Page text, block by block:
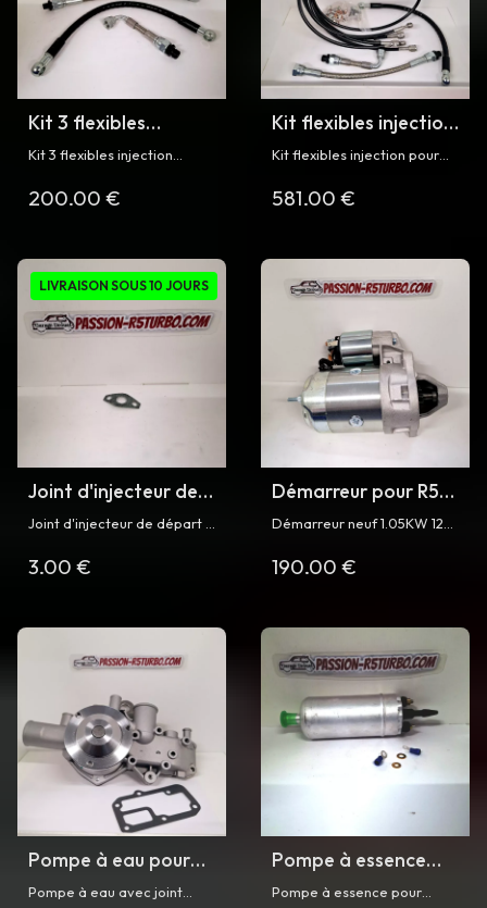
Kit 3 flexibles
injection pour R5
Kit 3 flexibles injection
carburant) pour Renault 5
200.00 €
Kit flexibles injection
pour R5 Turbo
Kit flexibles injection pour
581.00 €
LIVRAISON SOUS 10 JOURS
Joint d'injecteur de
départ à froid pour
Joint d'injecteur de départ à
et Turbo 2
3.00 €
Démarreur pour R5
Turbo
Démarreur neuf 1.05KW 12V
Turbo et Turbo 2
190.00 €
Pompe à eau pour
R5 Turbo et Turbo 2
Pompe à eau avec joint
Pompe à essence
pour Super 5 GT
Pompe à essence pour